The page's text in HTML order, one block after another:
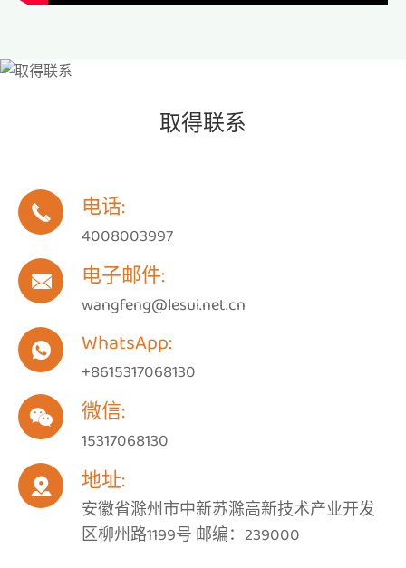
取得联系
 电话:
4008003997
 电子邮件:
wangfeng@lesui.net.cn
 WhatsApp:
+8615317068130
 微信:
15317068130
 地址:
安徽省滁州市中新苏滁高新技术产业开发
区柳州路1199号 邮编：239000